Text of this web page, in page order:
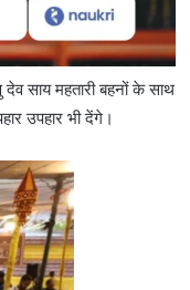
साय महतारी बहनों के साथ
उपहार भी देंगे।